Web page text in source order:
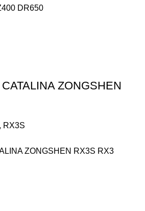
DR650
ZONGSHEN
, RX3S
ZONGSHEN RX3S RX3